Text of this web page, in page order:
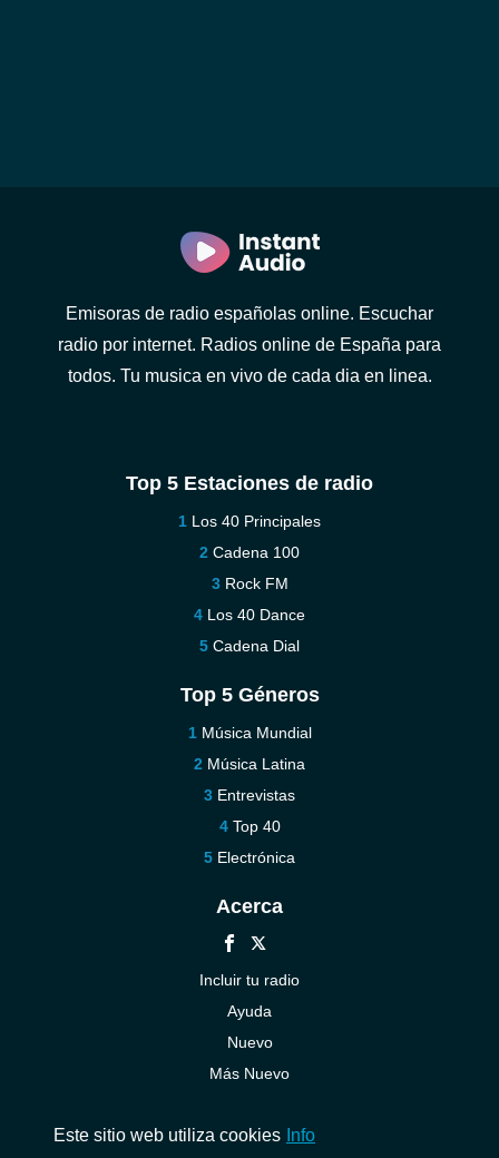
Emisoras de radio españolas online. Escuchar
radio por internet. Radios online de España para
todos. Tu musica en vivo de cada dia en linea.
Top 5 Estaciones de radio
Los 40 Principales
Cadena 100
Rock FM
Los 40 Dance
Cadena Dial
Top 5 Géneros
Música Mundial
Música Latina
Entrevistas
Top 40
Electrónica
Acerca
Incluir tu radio
Ayuda
Nuevo
Más Nuevo
Este sitio web utiliza cookies Info